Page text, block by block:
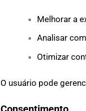
Melhorar a
Analisar
Otimizar
O usuário pode